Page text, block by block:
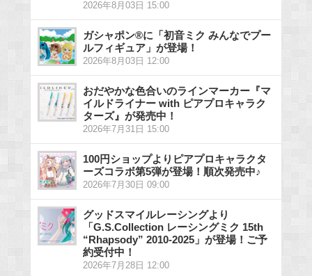
2026年8月03日 15:00
ガシャポン®に「初音ミク みんなでプー
ルフィギュア」が登場！
2026年8月03日 12:00
おだやかな色合いのラインマーカー『マ
イルドライナー with ピアプロキャラク
ターズ』が発売中！
2026年7月31日 15:00
100円ショップよりピアプロキャラクタ
ーズコラボ第5弾が登場！順次発売中♪
2026年7月30日 09:00
グッドスマイルレーシングより
「G.S.Collection レーシングミク 15th
“Rhapsody” 2010-2025」が登場！ご予
約受付中！
2026年7月28日 12:00